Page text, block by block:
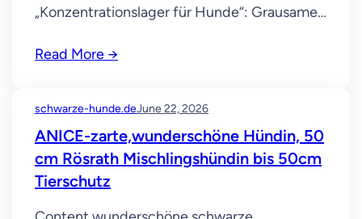
„Konzentrationslager für Hunde“: Grausame
Deutschen American Cocker Spaniel Er zählt
und kommt auch oft im Grenzschutz und bei
Polizeiaufgaben zum Einsatz. Dafür sind sie
sehr treue und loyale schwarze Hunde
gegenüber ihrem Besitzer. Hierbei handelt es
sich um…
Read More →
schwarze-hunde.deJune 22, 2026
ANICE-zarte,wunderschöne Hündin, 50
cm Rösrath Mischlingshündin bis 50cm
Tierschutz